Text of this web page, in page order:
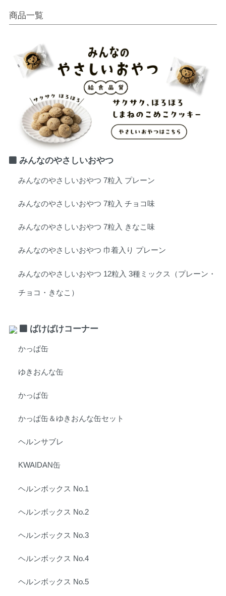
商品一覧
みんなのやさしいおやつ
みんなのやさしいおやつ 7粒入 プレーン
みんなのやさしいおやつ 7粒入 チョコ味
みんなのやさしいおやつ 7粒入 きなこ味
みんなのやさしいおやつ 巾着入り プレーン
みんなのやさしいおやつ 12粒入 3種ミックス（プレーン・
チョコ・きなこ）
ばけばけコーナー
かっぱ缶
ゆきおんな缶
かっぱ缶
かっぱ缶＆ゆきおんな缶セット
ヘルンサブレ
KWAIDAN缶
ヘルンボックス No.1
ヘルンボックス No.2
ヘルンボックス No.3
ヘルンボックス No.4
ヘルンボックス No.5